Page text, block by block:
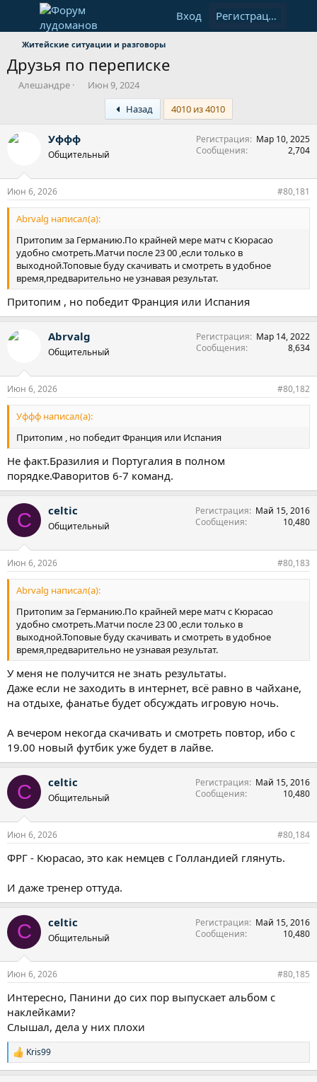
Вход Регистрация
Житейские ситуации и разговоры
Друзья по переписке
А
р
м
Алешандре
Д
ч
а
Июн 9, 2024
Назад 4010 из 4010
Уффф
Общительный
Регистрация
Мар 10, 2025
Сообщения
2,704
Июн 6, 2026 #80,181
Abrvalg написал(а):
Притопим за Германию.По крайней мере матч с Кюрасао
удобно смотреть.Матчи после 23 00 ,если только в
выходной.Топовые буду скачивать и смотреть в удобное
время,предварительно не узнавая результат.
Притопим , но победит Франция или Испания
Abrvalg
Общительный
Регистрация
Мар 14, 2022
Сообщения
8,634
Июн 6, 2026 #80,182
Уффф написал(а):
Притопим , но победит Франция или Испания
Не факт.Бразилия и Португалия в полном
порядке.Фаворитов 6-7 команд.
C celtic
Общительный
Регистрация
Май 15, 2016
Сообщения
10,480
Июн 6, 2026 #80,183
Abrvalg написал(а):
Притопим за Германию.По крайней мере матч с Кюрасао
удобно смотреть.Матчи после 23 00 ,если только в
выходной.Топовые буду скачивать и смотреть в удобное
время,предварительно не узнавая результат.
У меня не получится не знать результаты.
Даже если не заходить в интернет, всё равно в чайхане,
на отдыхе, фанатье будет обсуждать игровую ночь.
А вечером некогда скачивать и смотреть повтор, ибо с
19.00 новый футбик уже будет в лайве.
C celtic
Общительный
Регистрация
Май 15, 2016
Сообщения
10,480
Июн 6, 2026 #80,184
ФРГ - Кюрасао, это как немцев с Голландией глянуть.
И даже тренер оттуда.
C celtic
Общительный
Регистрация
Май 15, 2016
Сообщения
10,480
Июн 6, 2026 #80,185
Интересно, Панини до сих пор выпускает альбом с
наклейками?
Слышал, дела у них плохи
Р
е
Kris99